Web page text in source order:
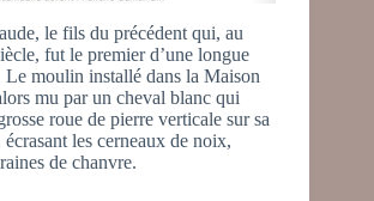
le fils du précédent qui, au
fut le premier d’une longue
moulin installé dans la Maison
mu par un cheval blanc qui
roue de pierre verticale sur sa
les cerneaux de noix,
de chanvre.